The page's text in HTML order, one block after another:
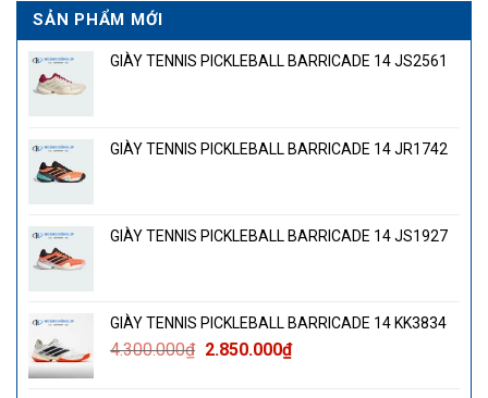
SẢN PHẨM MỚI
GIÀY TENNIS PICKLEBALL BARRICADE 14 JS2561
GIÀY TENNIS PICKLEBALL BARRICADE 14 JR1742
GIÀY TENNIS PICKLEBALL BARRICADE 14 JS1927
GIÀY TENNIS PICKLEBALL BARRICADE 14 KK3834
4.300.000₫ Giá
2.850.000₫Giá